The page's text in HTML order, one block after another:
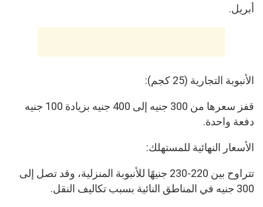
أبريل.
الأنبوبة التجارية (25 كجم):
قفز سعرها من 300 جنيه إلى 400 جنيه بزيادة 100 جنيه
دفعة واحدة.
الأسعار النهائية للمستهلك:
تتراوح بين 220-230 جنيهًا للأنبوبة المنزلية، وقد تصل إلى
300 جنيه في المناطق النائية بسبب تكاليف النقل.